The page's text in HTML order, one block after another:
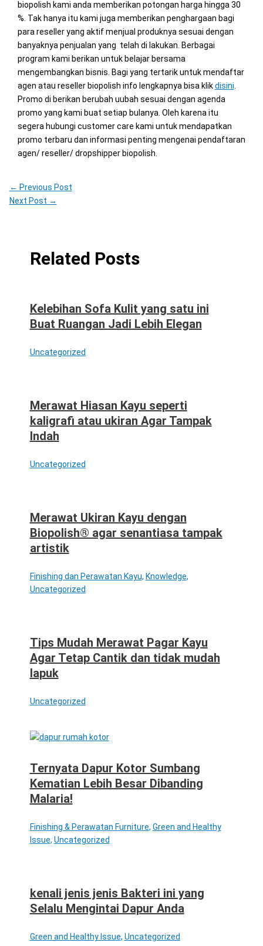
biopolish kami anda memberikan potongan harga hingga 30
%. Tak hanya itu kami juga memberikan penghargaan bagi
para reseller yang aktif menjual produknya sesuai dengan
banyaknya penjualan yang telah di lakukan. Berbagai
program kami berikan untuk belajar bersama
mengembangkan bisnis. Bagi yang tertarik untuk mendaftar
agen atau reseller biopolish info lengkapnya bisa klikdisini
Promo di berikan berubah uubah sesuai dengan agenda
promo yang kami buat setiap bulanya. Oleh karena itu
segera hubungi customer care kami untuk mendapatkan
promo terbaru dan informasi penting mengenai pendaftaran
agen/ reseller/ dropshipper biopolish.
← Previous Post
Next Post →
Related Posts
Kelebihan Sofa Kulit yang satu ini
Buat Ruangan Jadi Lebih Elegan
Uncategorized
Merawat Hiasan Kayu seperti
kaligrafi atau ukiran Agar Tampak
Indah
Uncategorized
Merawat Ukiran Kayu dengan
Biopolish® agar senantiasa tampak
artistik
Finishing dan Perawatan Kayu, Knowledge,
Uncategorized
Tips Mudah Merawat Pagar Kayu
Agar Tetap Cantik dan tidak mudah
lapuk
Uncategorized
Ternyata Dapur Kotor Sumbang
Kematian Lebih Besar Dibanding
Malaria!
Finishing & Perawatan Furniture, Green and Healthy
Issue, Uncategorized
kenali jenis jenis Bakteri ini yang
Selalu Mengintai Dapur Anda
Green and Healthy Issue, Uncategorized